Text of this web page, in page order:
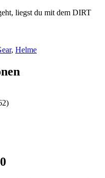
liegst du mit dem DIRT
, Helme